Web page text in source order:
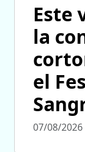
Este
la
el
07/08/2026